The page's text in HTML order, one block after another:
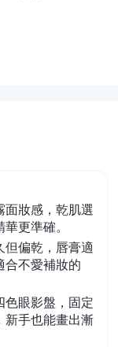
面妝感，乾肌選
更準確。
但偏乾，唇膏適
合不愛補妝的
色眼影盤，固定
新手也能畫出漸